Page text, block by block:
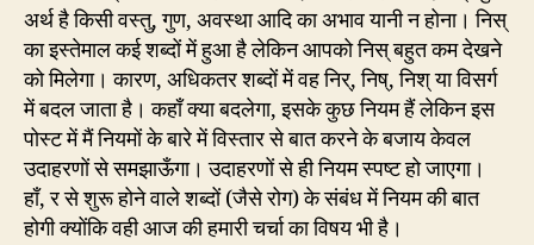
अर्थ है किसी वस्तु, गुण, अवस्था आदि का अभाव यानी न होना। निस्
का इस्तेमाल कई शब्दों में हुआ है लेकिन आपको निस् बहुत कम देखने
को मिलेगा। कारण, अधिकतर शब्दों में वह निर्, निष्, निश् या विसर्ग
में बदल जाता है। कहाँ क्या बदलेगा, इसके कुछ नियम हैं लेकिन इस
पोस्ट में मैं नियमों के बारे में विस्तार से बात करने के बजाय केवल
उदाहरणों से समझाऊँगा। उदाहरणों से ही नियम स्पष्ट हो जाएगा।
हाँ, र से शुरू होने वाले शब्दों (जैसे रोग) के संबंध में नियम की बात
होगी क्योंकि वही आज की हमारी चर्चा का विषय भी है।